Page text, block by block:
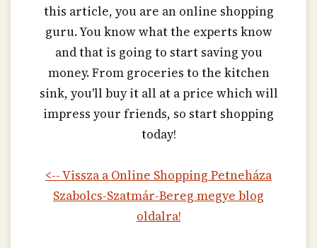
this article, you are an online shopping
guru. You know what the experts know
and that is going to start saving you
money. From groceries to the kitchen
sink, you'll buy it all at a price which will
impress your friends, so start shopping
today!
<-- Vissza a Online Shopping Petneháza
Szabolcs-Szatmár-Bereg megye blog
oldalra!